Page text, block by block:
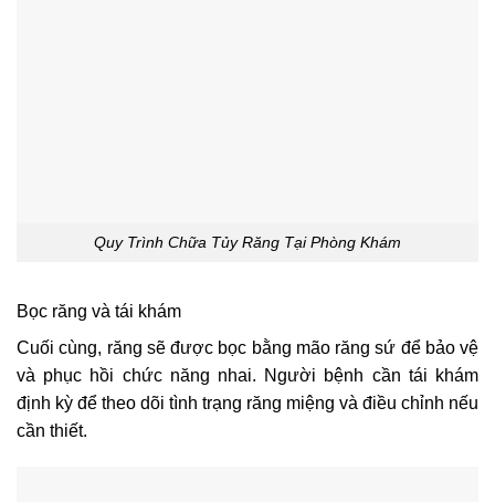
Quy Trình Chữa Tủy Răng Tại Phòng Khám
Bọc răng và tái khám
Cuối cùng, răng sẽ được bọc bằng mão răng sứ để bảo vệ
và phục hồi chức năng nhai. Người bệnh cần tái khám
định kỳ để theo dõi tình trạng răng miệng và điều chỉnh nếu
cần thiết.